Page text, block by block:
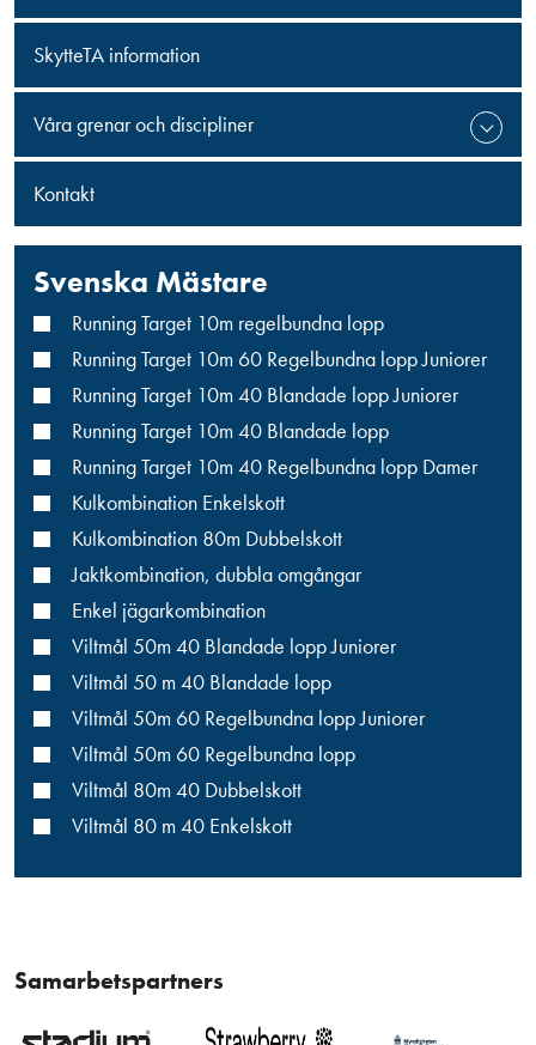
SkytteTA information
Våra grenar och discipliner
Kontakt
Svenska Mästare
Running Target 10m regelbundna lopp
Running Target 10m 60 Regelbundna lopp Juniorer
Running Target 10m 40 Blandade lopp Juniorer
Running Target 10m 40 Blandade lopp
Running Target 10m 40 Regelbundna lopp Damer
Kulkombination Enkelskott
Kulkombination 80m Dubbelskott
Jaktkombination, dubbla omgångar
Enkel jägarkombination
Viltmål 50m 40 Blandade lopp Juniorer
Viltmål 50 m 40 Blandade lopp
Viltmål 50m 60 Regelbundna lopp Juniorer
Viltmål 50m 60 Regelbundna lopp
Viltmål 80m 40 Dubbelskott
Viltmål 80 m 40 Enkelskott
Samarbetspartners